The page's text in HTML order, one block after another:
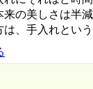
の美しさは半
は、手入れとい